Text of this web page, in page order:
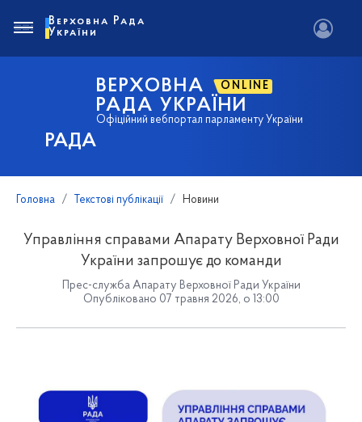
РАДА
ВЕРХОВНА ONLINE
РАДА УКРАЇНИ
Офіційний вебпортал парламенту України
Верховна Рада
України
Головна Текстові публікації Новини
Управління справами Апарату Верховної Ради
України запрошує до команди
Прес-служба Апарату Верховної Ради України
Опубліковано 07 травня 2026, о 13:00